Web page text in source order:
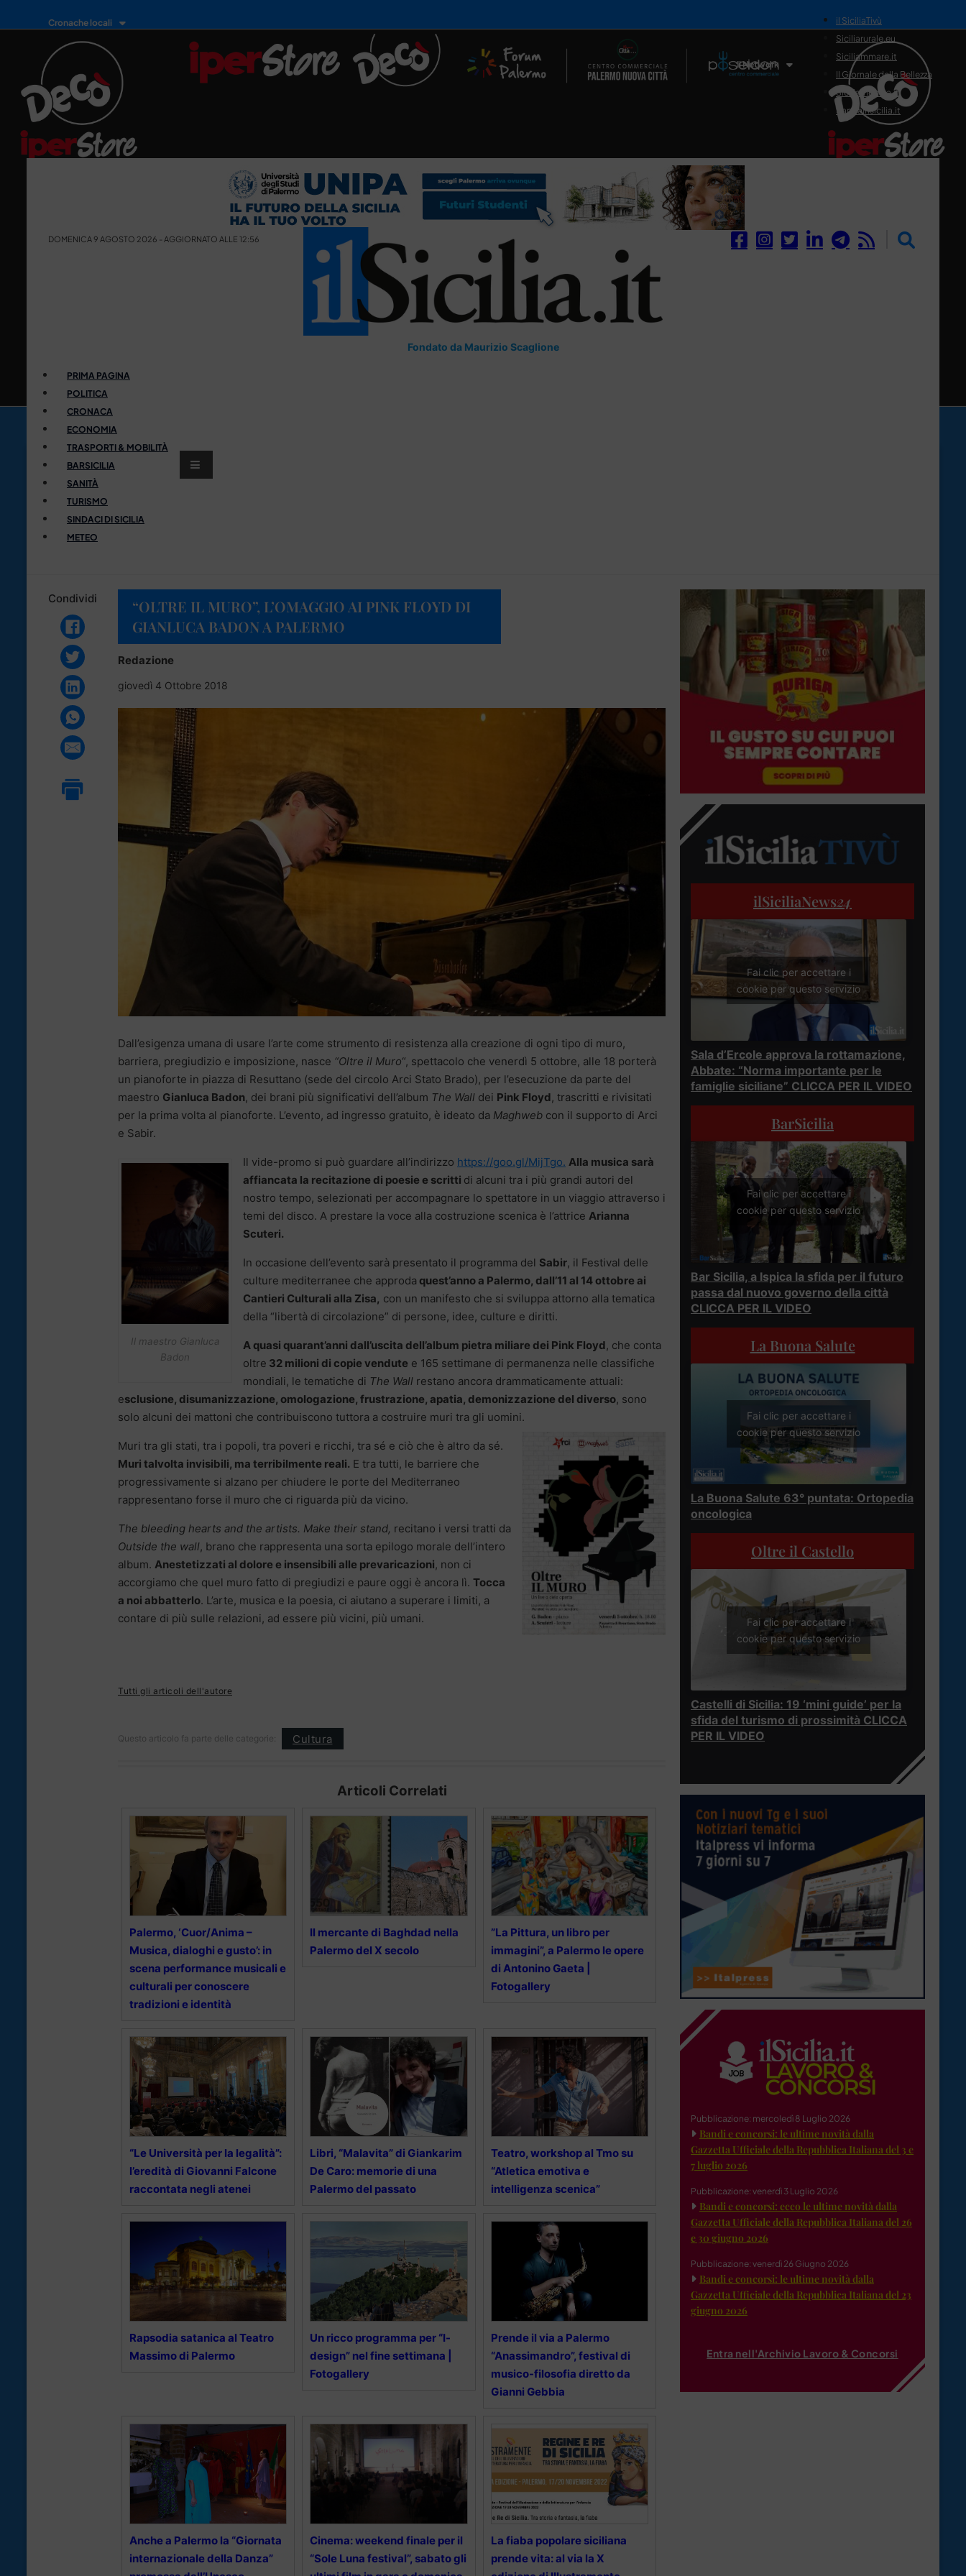
Cronache locali
Il Network
il SiciliaTivù
Siciliarurale.eu
Siciliammare.it
Il Giornale della Bellezza
Siciliamedica.it
Sanitainsicilia.it
DOMENICA 9 AGOSTO 2026 - AGGIORNATO ALLE 12:56
Fondato da Maurizio Scaglione
PRIMA PAGINA
POLITICA
CRONACA
ECONOMIA
TRASPORTI & MOBILITÀ
BARSICILIA
SANITÀ
TURISMO
SINDACI DI SICILIA
METEO
Condividi
“OLTRE IL MURO”, L’OMAGGIO AI PINK FLOYD DI
GIANLUCA BADON A PALERMO
Redazione
giovedì 4 Ottobre 2018
Dall’esigenza umana di usare l’arte come strumento di resistenza alla creazione di ogni tipo di muro,
barriera, pregiudizio e imposizione, nasce “Oltre il Muro“, spettacolo che venerdì 5 ottobre, alle 18 porterà
un pianoforte in piazza di Resuttano (sede del circolo Arci Stato Brado), per l’esecuzione da parte del
maestro Gianluca Badon, dei brani più significativi dell’album The Wall dei Pink Floyd, trascritti e rivisitati
per la prima volta al pianoforte. L’evento, ad ingresso gratuito, è ideato da Maghweb con il supporto di Arci
e Sabir.
Il maestro Gianluca
Badon
Il vide-promo si può guardare all’indirizzo https://goo.gl/MijTgo. Alla musica sarà
affiancata la recitazione di poesie e scritti di alcuni tra i più grandi autori del
nostro tempo, selezionati per accompagnare lo spettatore in un viaggio attraverso i
temi del disco. A prestare la voce alla costruzione scenica è l’attrice Arianna
Scuteri.
In occasione dell’evento sarà presentato il programma del Sabir, il Festival delle
culture mediterranee che approda quest’anno a Palermo, dall’11 al 14 ottobre ai
Cantieri Culturali alla Zisa, con un manifesto che si sviluppa attorno alla tematica
della “libertà di circolazione” di persone, idee, culture e diritti.
A quasi quarant’anni dall’uscita dell’album pietra miliare dei Pink Floyd, che conta
oltre 32 milioni di copie vendute e 165 settimane di permanenza nelle classifiche
mondiali, le tematiche di The Wall restano ancora drammaticamente attuali:
esclusione, disumanizzazione, omologazione, frustrazione, apatia, demonizzazione del diverso, sono
solo alcuni dei mattoni che contribuiscono tuttora a costruire muri tra gli uomini.
Muri tra gli stati, tra i popoli, tra poveri e ricchi, tra sé e ciò che è altro da sé.
Muri talvolta invisibili, ma terribilmente reali. E tra tutti, le barriere che
progressivamente si alzano per chiudere le porte del Mediterraneo
rappresentano forse il muro che ci riguarda più da vicino.
The bleeding hearts and the artists. Make their stand, recitano i versi tratti da
Outside the wall, brano che rappresenta una sorta epilogo morale dell’intero
album. Anestetizzati al dolore e insensibili alle prevaricazioni, non ci
accorgiamo che quel muro fatto di pregiudizi e paure oggi è ancora lì. Tocca
a noi abbatterlo. L’arte, musica e la poesia, ci aiutano a superare i limiti, a
contare di più sulle relazioni, ad essere più vicini, più umani.
Tutti gli articoli dell'autore
Questo articolo fa parte delle categorie: Cultura
Articoli Correlati
Palermo, ‘Cuor/Anima –
Musica, dialoghi e gusto’: in
scena performance musicali e
culturali per conoscere
tradizioni e identità
Il mercante di Baghdad nella
Palermo del X secolo
”La Pittura, un libro per
immagini”, a Palermo le opere
di Antonino Gaeta |
Fotogallery
“Le Università per la legalità”:
l’eredità di Giovanni Falcone
raccontata negli atenei
Libri, “Malavita” di Giankarim
De Caro: memorie di una
Palermo del passato
Teatro, workshop al Tmo su
“Atletica emotiva e
intelligenza scenica”
Rapsodia satanica al Teatro
Massimo di Palermo
Un ricco programma per “I-
design” nel fine settimana |
Fotogallery
Prende il via a Palermo
“Anassimandro”, festival di
musico-filosofia diretto da
Gianni Gebbia
Anche a Palermo la “Giornata
internazionale della Danza”
Cinema: weekend finale per il
“Sole Luna festival”, sabato gli
La fiaba popolare siciliana
prende vita: al via la X
ilSiciliaNews24
Fai clic per accettare i
cookie per questo servizio
Sala d’Ercole approva la rottamazione,
Abbate: “Norma importante per le
famiglie siciliane” CLICCA PER IL VIDEO
BarSicilia
Fai clic per accettare i
cookie per questo servizio
Bar Sicilia, a Ispica la sfida per il futuro
passa dal nuovo governo della città
CLICCA PER IL VIDEO
La Buona Salute
Fai clic per accettare i
cookie per questo servizio
La Buona Salute 63° puntata: Ortopedia
oncologica
Oltre il Castello
Fai clic per accettare i
cookie per questo servizio
Castelli di Sicilia: 19 ‘mini guide’ per la
sfida del turismo di prossimità CLICCA
PER IL VIDEO
Pubblicazione: mercoledì 8 Luglio 2026
Bandi e concorsi: le ultime novità dalla
Gazzetta Ufficiale della Repubblica Italiana del 3 e
7 luglio 2026
Pubblicazione: venerdì 3 Luglio 2026
Bandi e concorsi: ecco le ultime novità dalla
Gazzetta Ufficiale della Repubblica Italiana del 26
e 30 giugno 2026
Pubblicazione: venerdì 26 Giugno 2026
Bandi e concorsi: le ultime novità dalla
Gazzetta Ufficiale della Repubblica Italiana del 23
giugno 2026
Entra nell'Archivio Lavoro & Concorsi